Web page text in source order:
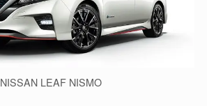
NISSAN LEAF NISMO